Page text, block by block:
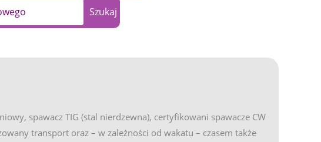
Szukaj
spawacz TIG (stal nierdzewna), certyfikowani spawacze CW
transport oraz – w zależności od wakatu – czasem także